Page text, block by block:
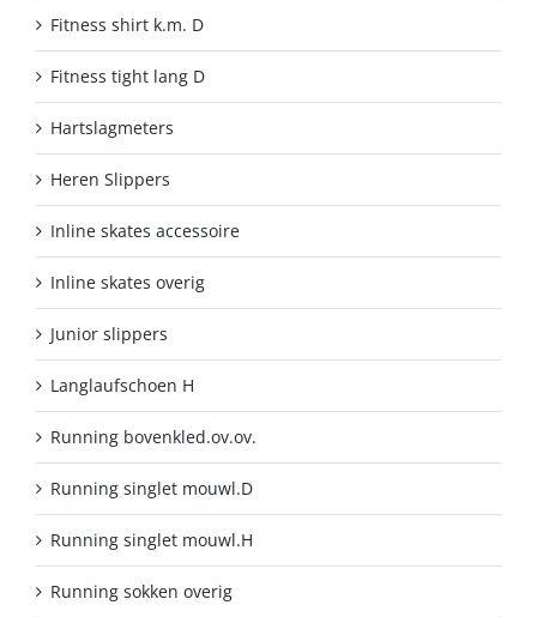
Fitness shirt k.m. D
Fitness tight lang D
Hartslagmeters
Heren Slippers
Inline skates accessoire
Inline skates overig
Junior slippers
Langlaufschoen H
Running bovenkled.ov.ov.
Running singlet mouwl.D
Running singlet mouwl.H
Running sokken overig